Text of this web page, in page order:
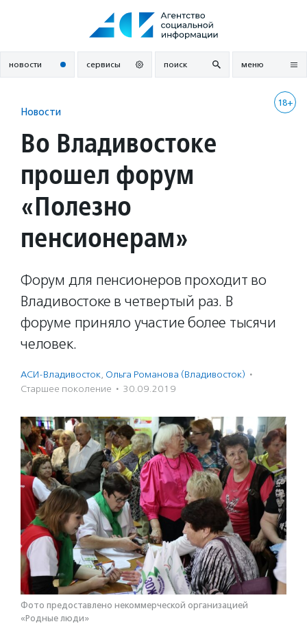
новости сервисы поиск меню
18+
Новости
Во Владивостоке
прошел форум
«Полезно
пенсионерам»
Форум для пенсионеров проходит во
Владивостоке в четвертый раз. В
форуме приняло участие более тысячи
человек.
АСИ-Владивосток, Ольга Романова (Владивосток) ·
Старшее поколение · 30.09.2019
Фото предоставлено некоммерческой организацией
«Родные люди»